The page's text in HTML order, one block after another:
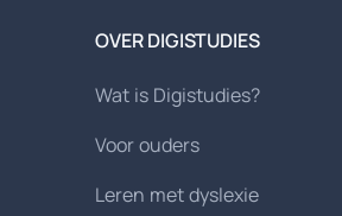
OVER DIGISTUDIES
Wat is Digistudies?
Voor ouders
Leren met dyslexie